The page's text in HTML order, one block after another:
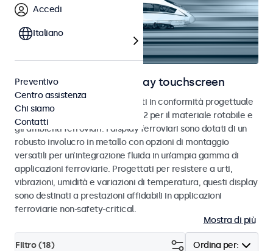
Monitor ferroviari e display touchscreen
Monitor e touchscreen sviluppati in conformità progettuale
alle norme EN 50155 e EN 45545-2 per il materiale rotabile e
gli ambienti ferroviari. I display ferroviari sono dotati di un
robusto involucro in metallo con opzioni di montaggio
versatili per un’integrazione fluida in un’ampia gamma di
applicazioni ferroviarie. Progettati per resistere a urti,
vibrazioni, umidità e variazioni di temperatura, questi display
sono destinati a prestazioni affidabili in applicazioni
ferroviarie non-safety-critical.
Mostra di più
Ordina per:
Filtro (18)
Accedi
Italiano
Preventivo
Centro assistenza
Chi siamo
Contatti